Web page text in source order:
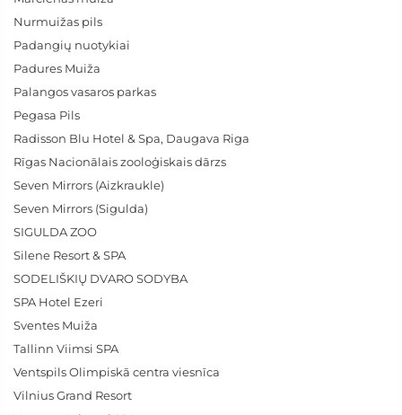
Nurmuižas pils
Padangių nuotykiai
Padures Muiža
Palangos vasaros parkas
Pegasa Pils
Radisson Blu Hotel & Spa, Daugava Riga
Rīgas Nacionālais zooloģiskais dārzs
Seven Mirrors (Aizkraukle)
Seven Mirrors (Sigulda)
SIGULDA ZOO
Silene Resort & SPA
SODELIŠKIŲ DVARO SODYBA
SPA Hotel Ezeri
Sventes Muiža
Tallinn Viimsi SPA
Ventspils Olimpiskā centra viesnīca
Vilnius Grand Resort